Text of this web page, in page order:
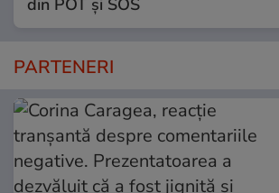
PARTENERI